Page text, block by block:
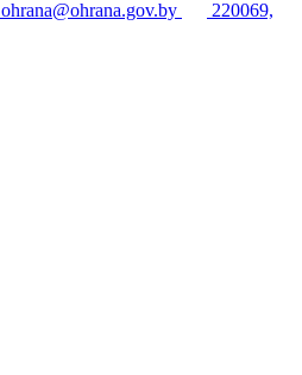
ohrana@ohrana.gov.by
220069,